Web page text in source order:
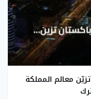
معالم المملكة